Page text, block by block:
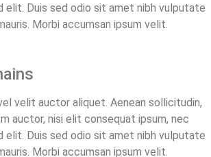
elit. Duis sed odio sit amet nibh vulputate
Morbi accumsan ipsum velit.
velit auctor aliquet. Aenean sollicitudin,
auctor, nisi elit consequat ipsum, nec
elit. Duis sed odio sit amet nibh vulputate
Morbi accumsan ipsum velit.